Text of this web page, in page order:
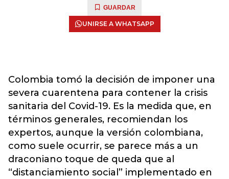
GUARDAR
UNIRSE A WHATSAPP
Colombia tomó la decisión de imponer una
severa cuarentena para contener la crisis
sanitaria del Covid-19. Es la medida que, en
términos generales, recomiendan los
expertos, aunque la versión colombiana,
como suele ocurrir, se parece más a un
draconiano toque de queda que al
“distanciamiento social” implementado en